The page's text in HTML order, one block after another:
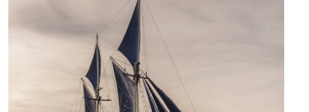
جاوة الشرقية
جاوة الوسطى